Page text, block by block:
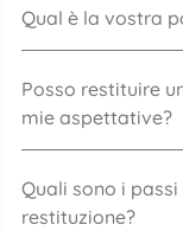
Qual è la vostra
Posso restituire
mie aspettative?
Quali sono i
restituzione?